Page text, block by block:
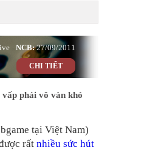
27/09/2011
NCB:
CHI TIẾT
phải vô vàn khó
tại Việt Nam)
rất nhiều sức hút